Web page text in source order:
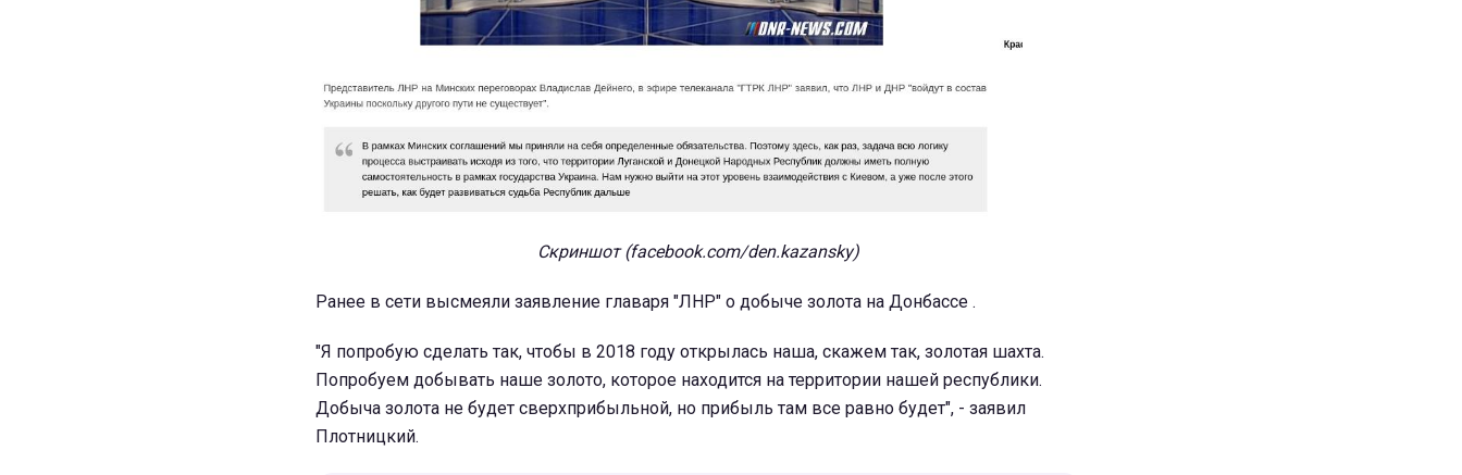
Скриншот (facebook.com/den.kazansky)
Ранее в сети высмеяли заявление главаря "ЛНР" о добыче золота на Донбассе .
"Я попробую сделать так, чтобы в 2018 году открылась наша, скажем так, золотая шахта.
Попробуем добывать наше золото, которое находится на территории нашей республики.
Добыча золота не будет сверхприбыльной, но прибыль там все равно будет", - заявил
Плотницкий.